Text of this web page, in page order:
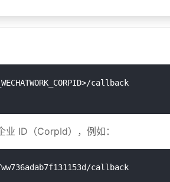
业 ID（CorpId），例如：